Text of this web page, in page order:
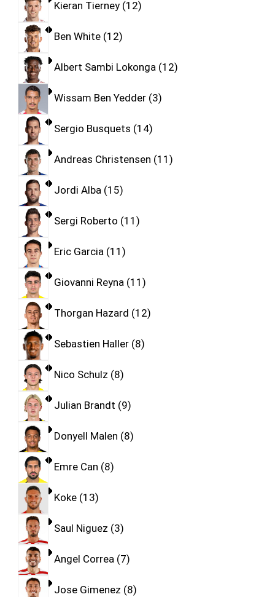
Kieran Tierney 12
Ben White 12
Albert Sambi Lokonga 12
Wissam Ben Yedder 3
Sergio Busquets 14
Andreas Christensen 11
Jordi Alba 15
Sergi Roberto 11
Eric Garcia 11
Giovanni Reyna 11
Thorgan Hazard 12
Sebastien Haller 8
Nico Schulz 8
Julian Brandt 9
Donyell Malen 8
Emre Can 8
Koke 13
Saul Niguez 3
Angel Correa 7
Jose Gimenez 8